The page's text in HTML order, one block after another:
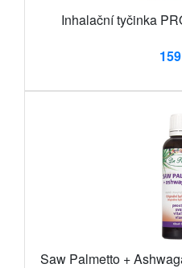
Inhalační tyčinka
Saw Palmetto +